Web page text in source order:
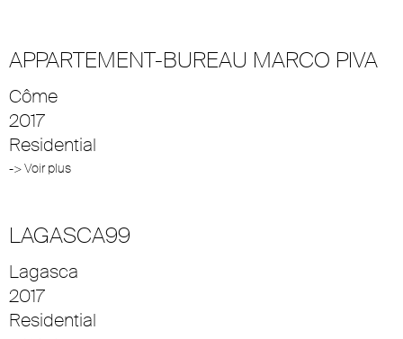
APPARTEMENT-BUREAU MARCO PIVA
Côme
2017
Residential
-> Voir plus
LAGASCA99
Lagasca
2017
Residential